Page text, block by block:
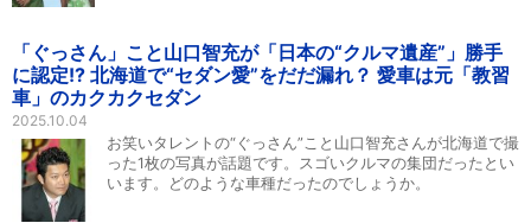
「ぐっさん」こと山口智充が「日本の“クルマ遺産”」勝手
に認定!? 北海道で“セダン愛”をだだ漏れ？ 愛車は元「教習
車」のカクカクセダン
2025.10.04
お笑いタレントの“ぐっさん”こと山口智充さんが北海道で撮
った1枚の写真が話題です。スゴいクルマの集団だったとい
います。どのような車種だったのでしょうか。